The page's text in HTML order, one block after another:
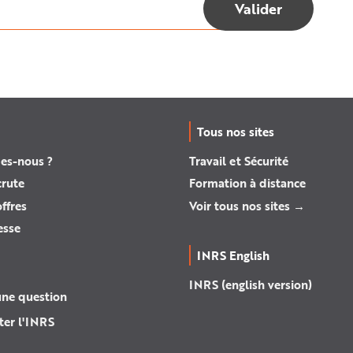
nous ?
question
l'INRS
Tous nos sites
Travail et Sécurité
Formation à distance
Voir tous nos sites →
INRS English
INRS (english version)